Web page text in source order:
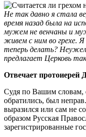
Не так давно я стала
время назад была на
мужем не венчаны и
живем с ним во грехе.
теперь делать?
предлагает Церковь
Отвечает протоиерей
Судя по Вашим
обратились, был
выразился или сам не
образом Русская
зарегистрированные